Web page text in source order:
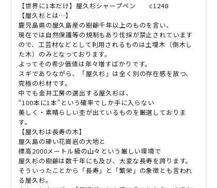
寿
を
祈
る
贈
り
物
に
quantity
【世界に1本だけ】屋久杉シャープペン c1248
【屋久杉とは…】
鹿児島県の屋久島産の樹齢千年以上のものを言い、
現在では自然保護等の規制もあり伐採が禁止されています
ので、工芸材などとして利用されるものは土埋木（倒木し
た木）のみとなっております。
よってその希少価値は年々増すばかりです。
スギでありながら、「屋久杉」は全く別の存在感を放つ、
究極の杉材です。
中でも金井工房の選出する屋久杉は、
“100本に1本”という確率でしか手に入らない
美しく・素晴らしい杢が出ているものを厳選しておりま
す。
【屋久杉は長寿の木】
屋久島の硬い花崗岩の大地と
標高2000メートル級の山々という厳しい環境で
屋久杉の樹齢は数千年にも及び、大変な長寿を誇ります。
そういったことから「長寿」と「繁栄」の象徴とも言われ
る屋久杉。